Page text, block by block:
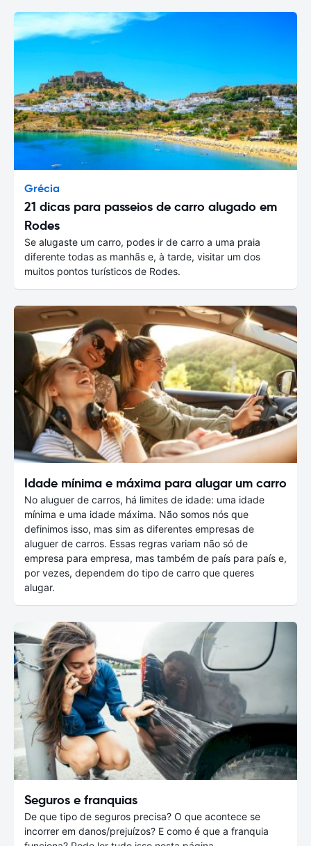
Grécia
21 dicas para passeios de carro alugado em
Rodes
Se alugaste um carro, podes ir de carro a uma praia
diferente todas as manhãs e, à tarde, visitar um dos
muitos pontos turísticos de Rodes.
Idade mínima e máxima para alugar um carro
No aluguer de carros, há limites de idade: uma idade
mínima e uma idade máxima. Não somos nós que
definimos isso, mas sim as diferentes empresas de
aluguer de carros. Essas regras variam não só de
empresa para empresa, mas também de país para país e,
por vezes, dependem do tipo de carro que queres
alugar.
Seguros e franquias
De que tipo de seguros precisa? O que acontece se
incorrer em danos/prejuízos? E como é que a franquia